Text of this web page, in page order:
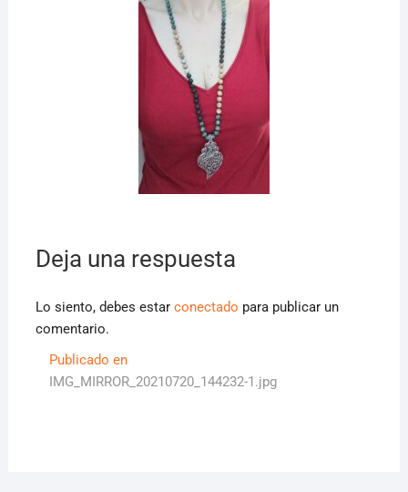
Deja una respuesta
Lo siento, debes estar conectado para publicar un
comentario.
Navegación
de
Publicado en
IMG_MIRROR_20210720_144232-1.jpg